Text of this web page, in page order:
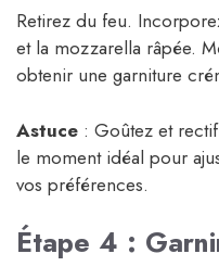
Retirez du feu.
et la mozzarella râpée.
obtenir une garniture
Astuce : Goûtez et
le moment idéal pour
vos préférences.
Étape 4 :